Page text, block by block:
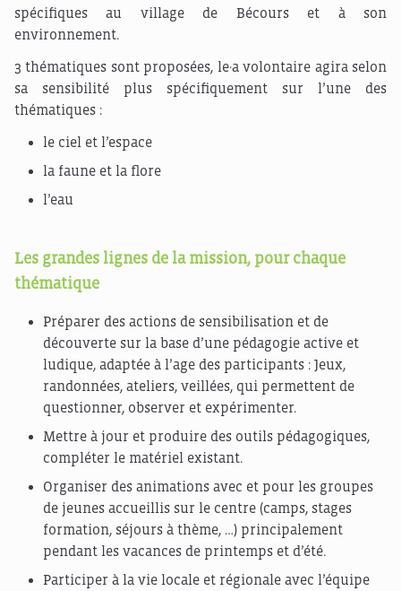
spécifiques au village de Bécours et à son
environnement.
3 thématiques sont proposées, le·a volontaire agira selon
sa sensibilité plus spécifiquement sur l’une des
thématiques :
le ciel et l’espace
la faune et la flore
l’eau
Les grandes lignes de la mission, pour chaque
thématique
Préparer des actions de sensibilisation et de
découverte sur la base d’une pédagogie active et
ludique, adaptée à l’age des participants : Jeux,
randonnées, ateliers, veillées, qui permettent de
questionner, observer et expérimenter.
Mettre à jour et produire des outils pédagogiques,
compléter le matériel existant.
Organiser des animations avec et pour les groupes
de jeunes accueillis sur le centre (camps, stages
formation, séjours à thème, …) principalement
pendant les vacances de printemps et d’été.
Participer à la vie locale et régionale avec l’équipe